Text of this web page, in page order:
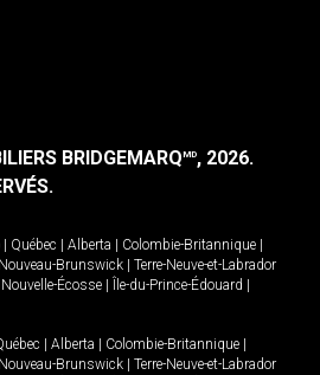
BRIDGEMARQMD, 2026.
Québec Alberta Colombie-Britannique
Nouveau-Brunswick
Terre-Neuve-et-Labrador
Nouvelle-Écosse Île-du-Prince-Édouard
Alberta Colombie-Britannique
Nouveau-Brunswick
Terre-Neuve-et-Labrador